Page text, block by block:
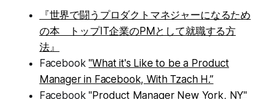
『世界で闘うプロダクトマネジャーになるため
の本 トップIT企業のPMとして就職する方
法』
Facebook"What it's Like to be a Product
Manager in Facebook, With Tzach H.”
Facebook"Product Manager New York, NY"